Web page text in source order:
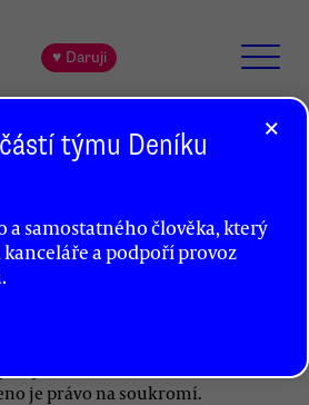
♥ Daruji
jako právo
bezhotovostních
stranu problému:
je právo na soukromí.
×
týmu Deníku
a samostatného člověka, který
a podpoří provoz